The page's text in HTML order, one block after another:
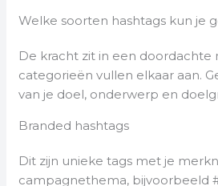
Welke soorten hashtags kun je
De kracht zit in een doordachte
categorieën vullen elkaar aan.
van je doel, onderwerp en
Branded hashtags
Dit zijn unieke tags met je
campagnethema, bijvoorbeeld